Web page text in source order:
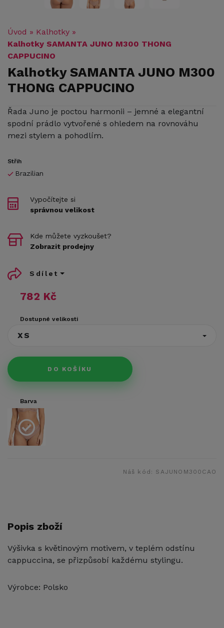
Úvod » Kalhotky »
Kalhotky SAMANTA JUNO M300 THONG
CAPPUCINO
Kalhotky SAMANTA JUNO M300
THONG CAPPUCINO
Řada Juno je poctou harmonii – jemné a elegantní
spodní prádlo vytvořené s ohledem na rovnováhu
mezi stylem a pohodlím.
Střih
Brazilian
782 Kč
Dostupné velikosti
XS
DO KOŠÍKU
Vypočítejte si
správnou velikost
Kde můžete vyzkoušet?
Zobrazit prodejny
Sdílet
Barva
Náš kód: SAJUNOM300CAO
Popis zboží
Výšivka s květinovým motivem, v teplém odstínu
cappuccina, se přizpůsobí každému stylingu.
Výrobce: Polsko